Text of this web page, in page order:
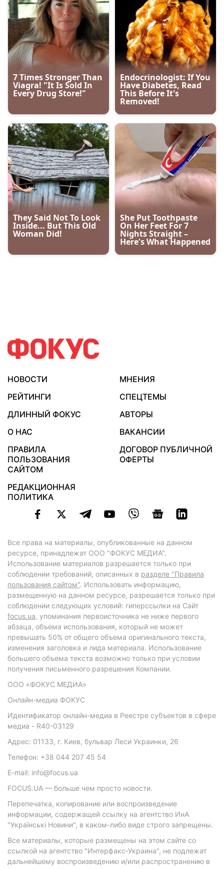
НОВОСТИ
МНЕНИЯ
РЕЙТИНГИ
СПЕЦТЕМЫ
ДЛИННЫЙ ФОКУС
АВТОРЫ
О НАС
ВАКАНСИИ
ПРАВИЛА
ПОЛЬЗОВАНИЯ
САЙТОМ
ДОГОВОР ПУБЛИЧНОЙ
ОФЕРТЫ
РЕДАКЦИОННАЯ
ПОЛИТИКА
Все права на материалы, опубликованные на данном
ресурсе, принадлежат ООО "ФОКУС МЕДИА".
Использование материалов разрешается только при
соблюдении требований, описанных в разделе "Правила
пользования сайтом". Использовать информацию,
размещенную на данном ресурсе, разрешается только при
соблюдении следующих условий: гиперссылки на Сайт
focus.ua, упоминания первоисточника не ниже первого
абзаца, объема использования, который не может
превышать 50% от общего объема оригинального текста,
изменения заголовка и лида материала. Использование
большего объема текста возможно только при условии
получения письменного разрешения Компании.
ООО «ФОКУС МЕДИА»
Онлайн-медиа ФОКУС
Идентификатор онлайн-медиа в Реестре субъектов в сфере
медиа - R40-03129
Адрес: 01133, г. Киев, бульвар Леси Украинки, 26
Телефон: +38 044 207 45 54
E-mail: info@focus.ua
FOCUS.UA — больше чем просто новости.
Перепечатка, копирование или воспроизведение
информации, содержащей ссылку на агентство ИнА
"Українські Новини", в каком-либо виде строго запрещены.
Все материалы, которые размещены на этом сайте со
ссылкой на агентство "Интерфакс-Украина", не подлежат
дальнейшему воспроизведению и/или распространению в